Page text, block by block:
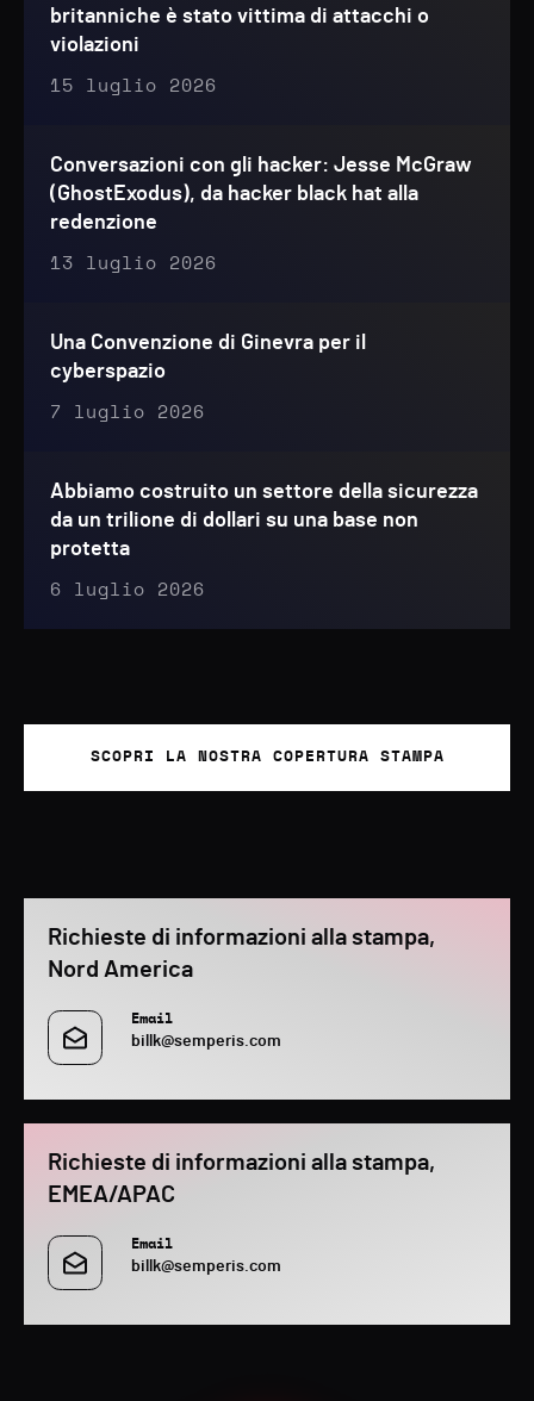
britanniche è stato vittima di attacchi o
violazioni
15 luglio 2026
Conversazioni con gli hacker: Jesse McGraw
(GhostExodus), da hacker black hat alla
redenzione
13 luglio 2026
Una Convenzione di Ginevra per il
cyberspazio
7 luglio 2026
Abbiamo costruito un settore della sicurezza
da un trilione di dollari su una base non
protetta
6 luglio 2026
SCOPRI LA NOSTRA COPERTURA STAMPA
Richieste di informazioni alla stampa,
Nord America
Email
billk@semperis.com
Richieste di informazioni alla stampa,
EMEA/APAC
Email
billk@semperis.com